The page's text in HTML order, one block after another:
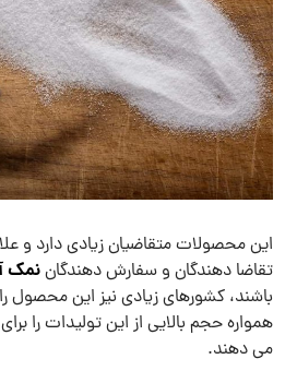
این محصولات متقاضیان زیادی دارد و
تقاضا دهندگان و سفارش دهندگاننمک
باشند، کشورهای زیادی نیز این محصول
همواره حجم بالایی از این تولیدات را
می دهند.